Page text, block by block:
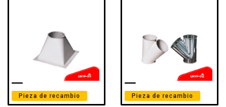
Pieza de recambio Pieza de recambio